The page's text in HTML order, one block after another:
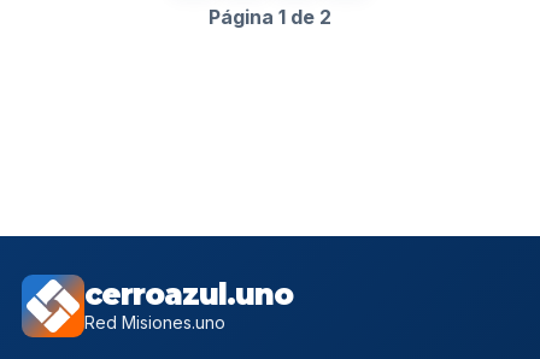
Página 1 de 2
cerroazul.uno
Red Misiones.uno